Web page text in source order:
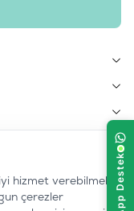
hizmet verebilmek
çerezler